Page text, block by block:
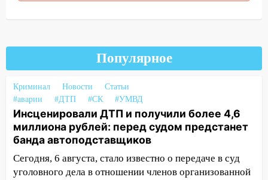
На улице Радищева сбили
курьера: крупная авария в Ульяновске
15:15
Проводил до квартиры и ограбил:
новый кавалер женщины оказался
рецидивистом
14:26 В Ульяновске ограничат движение
по улице Ефремова
Популярное
Криминал Новости
Статьи
#аварии
#ДТП #СК #УМВД
Инсценировали ДТП и получили более 4,6
миллиона рублей: перед судом предстанет
банда автоподставщиков
Сегодня, 6 августа, стало известно о передаче в суд
уголовного дела в отношении членов организованной